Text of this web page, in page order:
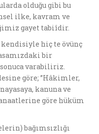
olduğu gibi bu
ilke, kavram ve
gayet tabiîdir.
hiç te övünç
bir
varabiliriz.
göre; ”Hâkimler,
kanuna ve
göre hüküm
bağımsızlığı